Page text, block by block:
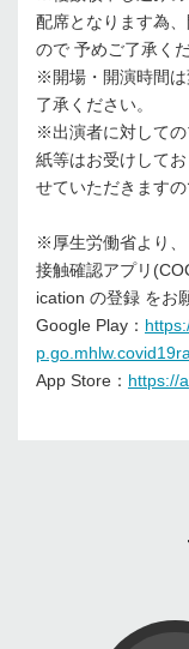
配席となります為
ので 予めご了承くだ
※開場・開演時間
了承ください。
※出演者に対して
紙等はお受けして
せていただきますの
※厚生労働省より、
接触確認アプリ
ication の登録 をお
Google Play：
App Store： https://